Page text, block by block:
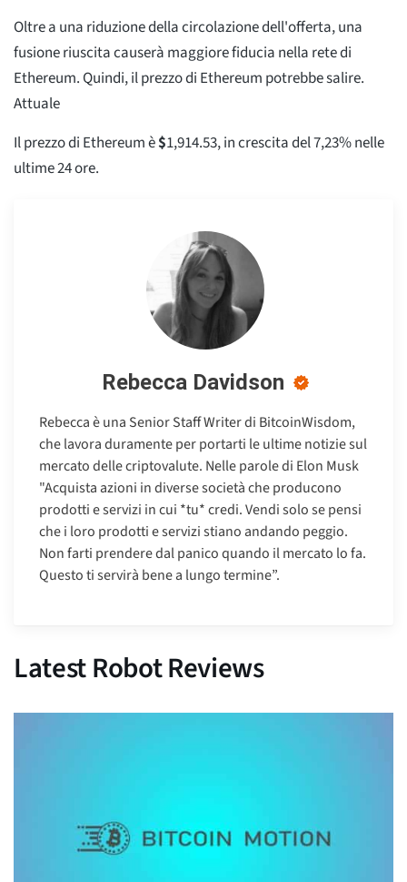
Oltre a una riduzione della circolazione dell'offerta, una
fusione riuscita causerà maggiore fiducia nella rete di
Ethereum. Quindi, il prezzo di Ethereum potrebbe salire.
Attuale
Il prezzo di Ethereum è$1,914.53, in crescita del 7,23% nelle
ultime 24 ore.
Rebecca Davidson
Rebecca è una Senior Staff Writer di BitcoinWisdom,
che lavora duramente per portarti le ultime notizie sul
mercato delle criptovalute. Nelle parole di Elon Musk
"Acquista azioni in diverse società che producono
prodotti e servizi in cui *tu* credi. Vendi solo se pensi
che i loro prodotti e servizi stiano andando peggio.
Non farti prendere dal panico quando il mercato lo fa.
Questo ti servirà bene a lungo termine”.
Latest Robot Reviews